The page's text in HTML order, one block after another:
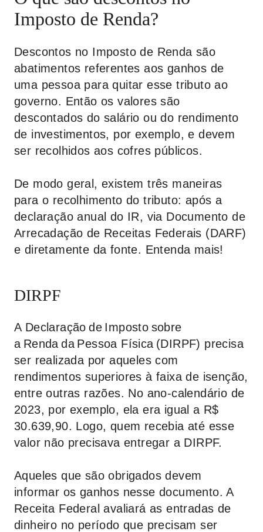
Imposto de Renda?
Descontos no Imposto de Renda são
abatimentos referentes aos ganhos de
uma pessoa para quitar esse tributo ao
governo. Então os valores são
descontados do salário ou do rendimento
de investimentos, por exemplo, e devem
ser recolhidos aos cofres públicos.
De modo geral, existem três maneiras
para o recolhimento do tributo: após a
declaração anual do IR, via Documento de
Arrecadação de Receitas Federais (DARF)
e diretamente da fonte. Entenda mais!
DIRPF
A Declaração de Imposto sobre
a Renda da Pessoa Física (DIRPF) precisa
ser realizada por aqueles com
rendimentos superiores à faixa de isenção,
entre outras razões. No ano-calendário de
2023, por exemplo, ela era igual a R$
30.639,90. Logo, quem recebia até esse
valor não precisava entregar a DIRPF.
Aqueles que são obrigados devem
informar os ganhos nesse documento. A
Receita Federal avaliará as entradas de
dinheiro no período que precisam ser